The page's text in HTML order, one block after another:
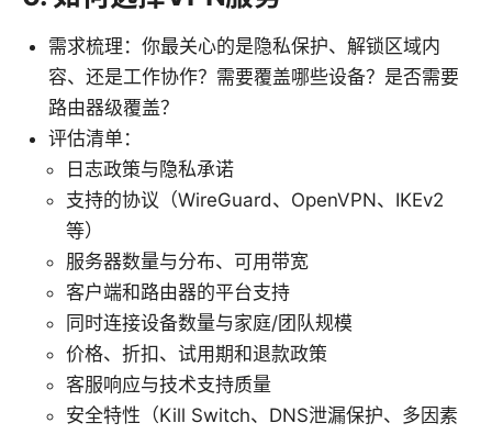
需求梳理：你最关心的是隐私保护、解锁区域内
容、还是工作协作？需要覆盖哪些设备？是否需要
路由器级覆盖？
评估清单：
日志政策与隐私承诺
支持的协议（WireGuard、OpenVPN、IKEv2
等）
服务器数量与分布、可用带宽
客户端和路由器的平台支持
同时连接设备数量与家庭/团队规模
价格、折扣、试用期和退款政策
客服响应与技术支持质量
安全特性（Kill Switch、DNS泄漏保护、多因素